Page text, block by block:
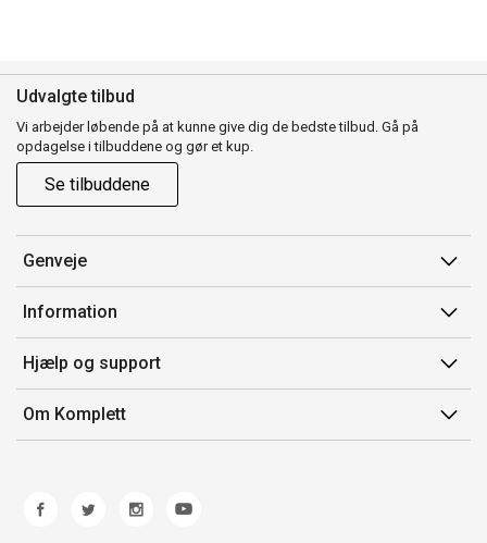
Udvalgte tilbud
Vi arbejder løbende på at kunne give dig de bedste tilbud. Gå på
opdagelse i tilbuddene og gør et kup.
Se tilbuddene
Genveje
Min side
Ordrehistorik
Gavekort
Information
Salgsbetingelser
Mærker/producent
Fortrydelsesret
Hjælp og support
Kontakt os
Kundeservice
Fejl/Mangler
Om Komplett